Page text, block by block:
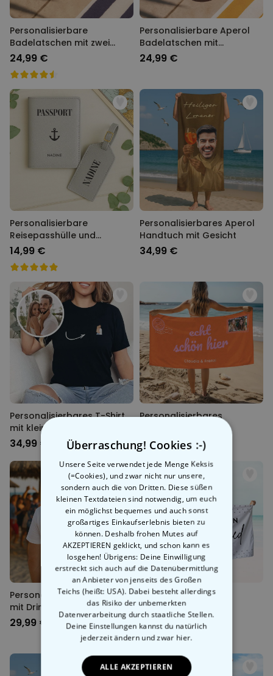
Personalisierbare
Badelatschen mit zwei
Zeilen
24,99 €
Personalisierbare Aperol
Badelatschen mit
Jahreszahl
24,99 €
Personalisierbare
Reisepasshülle und
Koffertag mit Symbol und
Text
14,99 €
Personalisierbares Aperol
Handtuch mit Gesicht
34,99 €
Personalisierbares T-Shirt
mit kleiner Illustration
34,99 €
Personalisierbares
Handtuch Postkarte
34,99 €
Personalisierbares T-Shirt
mit Drinks und Text
29,99 €
Personalisierbares
Handtuch mit
verschiedenen
Hintergründen
34,99 €
Überraschung! Cookies :-)
Unsere Seite verwendet jede Menge Keksis
(=Cookies), und zwar nicht nur unsere,
sondern auch die von Dritten. Diese süßen
kleinen Textdateien sind notwendig, um euch
ein möglichst bequemes und auch sonst
großartiges Einkaufserlebnis bieten zu
können. Deshalb frohen Mutes auf
AKZEPTIEREN geklickt, und schon kann es
losgehen! Übrigens: Deine Einwilligung
erstreckt sich auch auf die Datenübermittlung
an Anbieter von jenseits des Großen
Teichs (heißt: USA). Dabei besteht allerdings
das Risiko der unbemerkten
Datenverarbeitung durch staatliche Stellen.
Deine Einstellungen kannst du natürlich
jederzeit ändern und zwar hier.
ALLE AKZEPTIEREN